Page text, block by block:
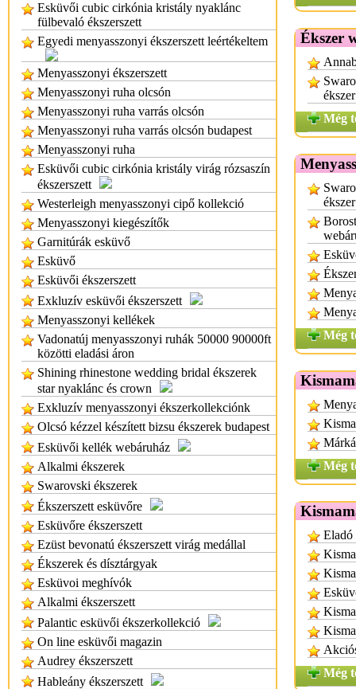
Esküvői cubic cirkónia kristály nyaklánc
fülbevaló ékszerszett
Egyedi menyasszonyi ékszerszett leértékeltem
Menyasszonyi ékszerszett
Menyasszonyi ruha olcsón
Menyasszonyi ruha varrás olcsón
Menyasszonyi ruha varrás olcsón budapest
Menyasszonyi ruha
Esküvői cubic cirkónia kristály virág rózsaszín
ékszerszett
Westerleigh menyasszonyi cipő kollekció
Menyasszonyi kiegészítők
Garnitúrák esküvő
Esküvő
Esküvői ékszerszett
Exkluzív esküvői ékszerszett
Menyasszonyi kellékek
Vadonatúj menyasszonyi ruhák 50000 90000ft
közötti eladási áron
Shining rhinestone wedding bridal ékszerek
star nyaklánc és crown
Exkluzív menyasszonyi ékszerkollekciónk
Olcsó kézzel készített bizsu ékszerek budapest
Esküvői kellék webáruház
Alkalmi ékszerek
Swarovski ékszerek
Ékszerszett esküvőre
Esküvőre ékszerszett
Ezüst bevonatú ékszerszett virág medállal
Ékszerek és dísztárgyak
Esküvoi meghívók
Alkalmi ékszerszett
Palantic esküvői ékszerkollekció
On line esküvői magazin
Audrey ékszerszett
Hableány ékszerszett
Ékszer
ékszer
Még
ékszer
Még
Még
Eladó
Még